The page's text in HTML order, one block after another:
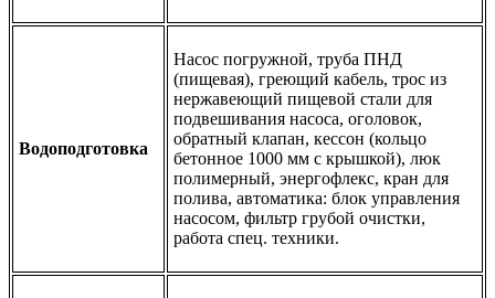
Водоподготовка
Насос погружной, труба ПНД
(пищевая), греющий кабель, трос из
нержавеющий пищевой стали для
подвешивания насоса, оголовок,
обратный клапан, кессон (кольцо
бетонное 1000 мм с крышкой), люк
полимерный, энергофлекс, кран для
полива, автоматика: блок управления
насосом, фильтр грубой очистки,
работа спец. техники.